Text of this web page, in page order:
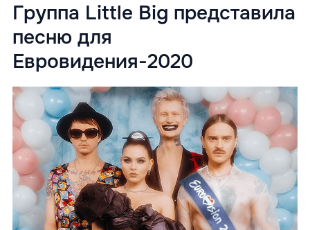
Группа Little Big представила
песню для
Евровидения-2020